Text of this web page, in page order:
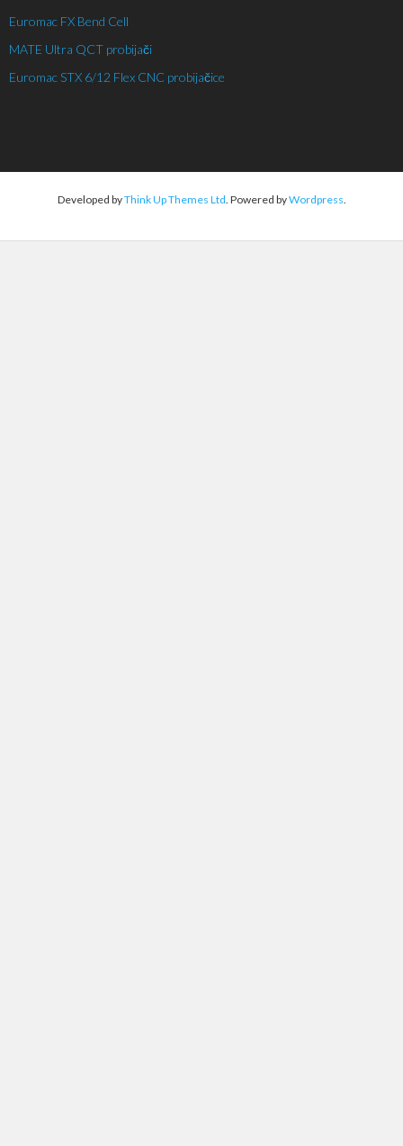
Euromac FX Bend Cell
MATE Ultra QCT probijači
Euromac STX 6/12 Flex CNC probijačice
Developed byThink Up Themes Ltd. Powered byWordpress.